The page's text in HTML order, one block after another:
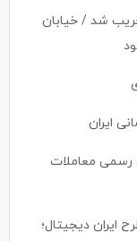
شد / خیابان
ایران
رسمی معاملات
در طرح ایران دیجیتال؛